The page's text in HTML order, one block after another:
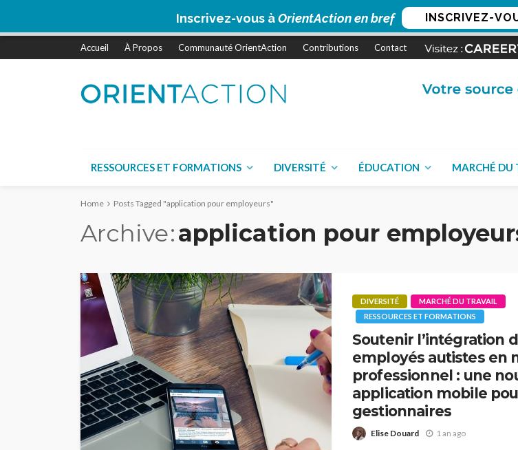
Inscrivez-vous àOrientAction en bref INSCRIVEZ-
Accueil À Propos Communauté OrientAction Contributions Contact
RESSOURCES ET FORMATIONS DIVERSITÉ ÉDUCATION MARCHÉ DU
Home Posts Tagged "application pour employeurs"
Archive application pour
DIVERSITÉ
MARCHÉ DU TRAVAIL
RESSOURCES ET FORMATIONS
Soutenir l’intégration
employés autistes en
professionnel : une
application mobile
gestionnaires
Elise Douard 1 an ago